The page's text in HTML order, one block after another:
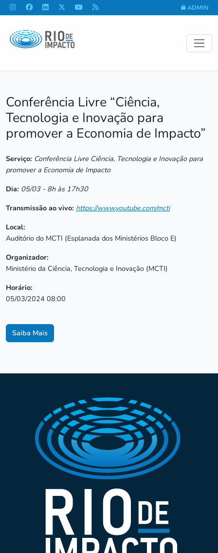
ADMIN
Conferência Livre “Ciência,
Tecnologia e Inovação para
promover a Economia de Impacto”
Serviço: Conferência Livre Ciência, Tecnologia e Inovação para
promover a Economia de Impacto
Dia: 05/03 - 8h às 17h30
Transmissão ao vivo: https://www.youtube.com/mcti
Local:
Auditório do MCTI (Esplanada dos Ministérios Bloco E)
Organizador:
Ministério da Ciência, Tecnologia e Inovação (MCTI)
Horário:
05/03/2024 08:00
Saiba Mais